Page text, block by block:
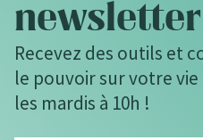
newsletter
Recevez des outils et
le pouvoir sur votre
les mardis à 10h !